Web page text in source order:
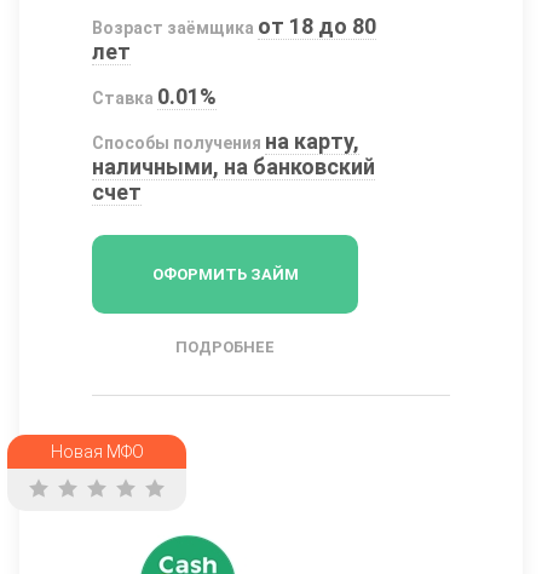
Возраст заёмщика от 18 до 80
лет
Ставка 0.01%
Способы получения на карту,
наличными, на банковский
счет
ОФОРМИТЬ ЗАЙМ
ПОДРОБНЕЕ
Новая МФО